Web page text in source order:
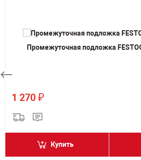
Промежуточная подложка
1 270 ₽
Купить